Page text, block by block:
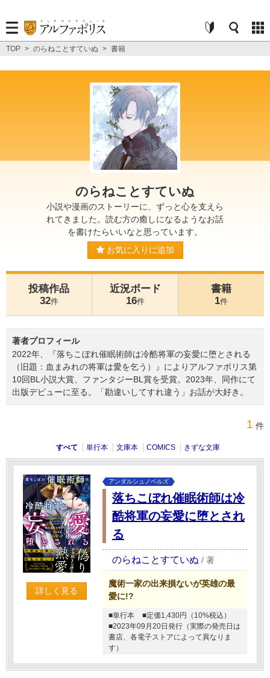
TOP > のらねことすていぬ > 書籍
のらねことすていぬ
小説や漫画のストーリーに、ずっと心を支えら
れてきました。読む方の癒しになるようなお話
を書けたらいいなと思っています。
お気に入りに追加
投稿作品
32件
近況ボード
16件
書籍
1件
著者プロフィール
2022年、『落ちこぼれ催眠術師は冷酷将軍の妄愛に堕とされる
（旧題：血まみれの将軍は愛を乞う）』によりアルファポリス第
10回BL小説大賞、ファンタジーBL賞を受賞。2023年、同作にて
出版デビューに至る。「勘違いしてすれ違う」お話が大好き。
1 件
すべて 単行本 文庫本 COMICS きずな文庫
詳しく見る
アンダルシュノベルズ
落ちこぼれ催眠術師は冷
酷将軍の妄愛に堕とされ
る
のらねことすていぬ / 著
魔術一家の出来損ないが英雄の最
愛に!?
■単行本
■定価1,430円（10%税込）
■2023年09月20日発行（実際の発売日は
書店、各電子ストアによって異なりま
す）